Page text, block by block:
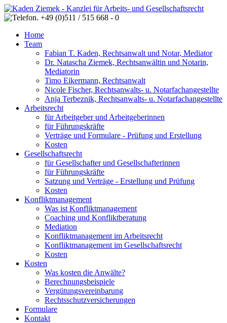
Home
Team
Fabian T. Kaden, Rechtsanwalt und Notar, Mediator
Dr. Natascha Ziemek, Rechtsanwältin und Notarin,
Mediatorin
Timo Eikermann, Rechtsanwalt
Nicole Fischer, Rechtsanwalts- u. Notarfachangestellte
Anja Terbeznik, Rechtsanwalts- u. Notarfachangestellte
Arbeitsrecht
für Arbeitgeber und Arbeitgeberinnen
für Führungskräfte
Verträge und Formulare - Prüfung und Erstellung
Kosten
Gesellschaftsrecht
für Gesellschafter und Gesellschafterinnen
für Führungskräfte
Satzung und Verträge - Erstellung und Prüfung
Kosten
Konfliktmanagement
Was ist Konfliktmanagement
Coaching und Konfliktberatung
Mediation
Konfliktmanagement im Arbeitsrecht
Konfliktmanagement im Gesellschaftsrecht
Kosten
Kosten
Was kosten die Anwälte?
Berechnungsbeispiele
Vergütungsvereinbarung
Rechtsschutzversicherungen
Formulare
Kontakt